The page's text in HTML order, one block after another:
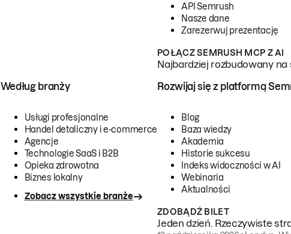
API Semrush
Nasze dane
Zarezerwuj prezentację
POŁĄCZ SEMRUSH MCP Z AI
Najbardziej rozbudowany
Według branży
Usługi profesjonalne
Handel detaliczny i e-commerce
Agencje
Technologie SaaS i B2B
Opieka zdrowotna
Biznes lokalny
Zobacz wszystkie branże
Rozwijaj się z platformą
Blog
Baza wiedzy
Akademia
Historie sukcesu
Indeks widoczności w AI
Webinaria
Aktualności
ZDOBĄDŹ BILET
Jeden dzień. Rzeczywiste